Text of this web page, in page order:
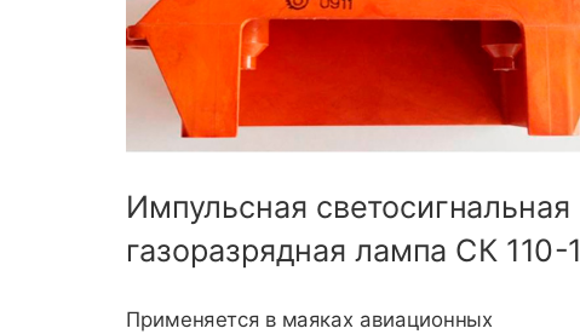
Импульсная светосигнальная
газоразрядная лампа СК 110-1
Применяется в маяках авиационных